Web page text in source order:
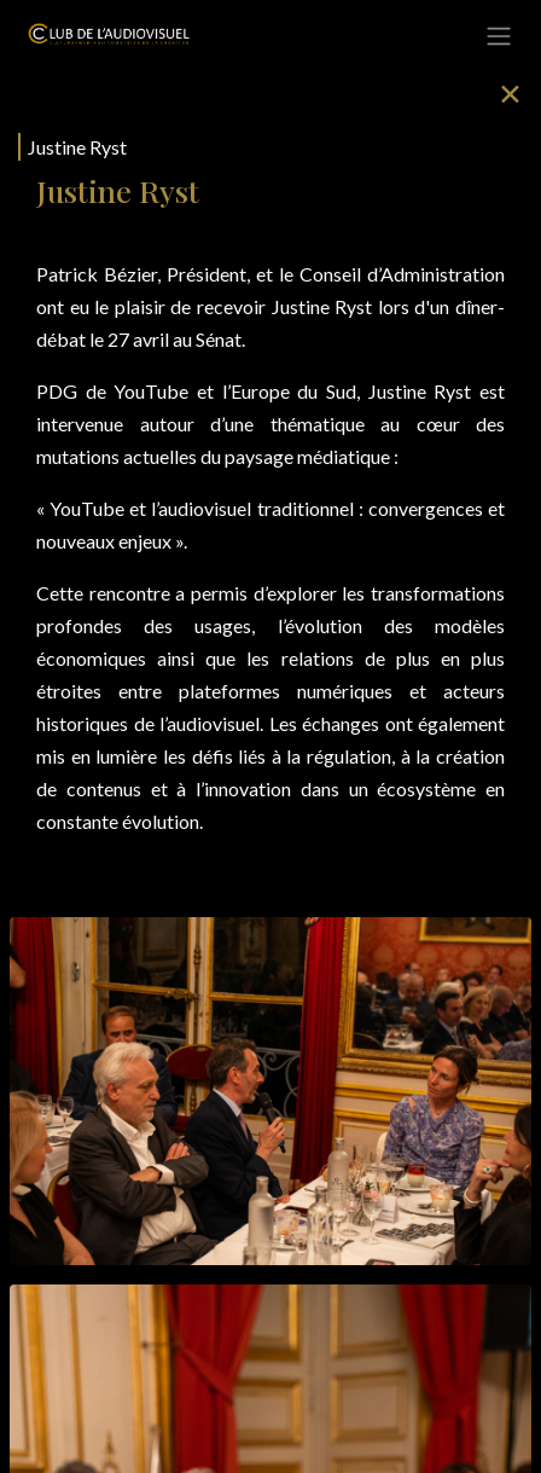
✕
Justine Ryst
Justine Ryst
Patrick Bézier, Président, et le Conseil d’Administration
ont eu le plaisir de recevoir Justine Ryst lors d'un dîner-
débat le 27 avril au Sénat.
PDG de YouTube et l’Europe du Sud, Justine Ryst est
intervenue autour d’une thématique au cœur des
mutations actuelles du paysage médiatique :
« YouTube et l’audiovisuel traditionnel : convergences et
nouveaux enjeux ».
Cette rencontre a permis d’explorer les transformations
profondes des usages, l’évolution des modèles
économiques ainsi que les relations de plus en plus
étroites entre plateformes numériques et acteurs
historiques de l’audiovisuel. Les échanges ont également
mis en lumière les défis liés à la régulation, à la création
de contenus et à l’innovation dans un écosystème en
constante évolution.